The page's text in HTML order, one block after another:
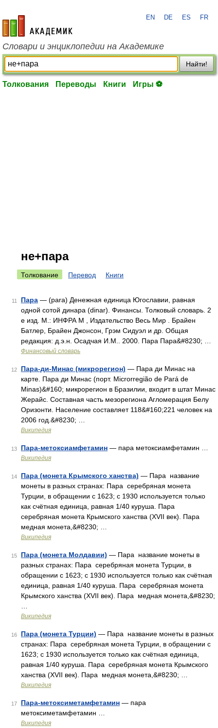
academic.ru
EN DE ES FR
Словари и энциклопедии на Академике
Найти!
Толкования Переводы Книги Игры ⚽
не+пара
Толкование Перевод Книги
11 Пара — (para) Денежная единица Югославии, равная
одной сотой динара (dinar). Финансы. Толковый словарь. 2
е изд. М.: ИНФРА М , Издательство Весь Мир . Брайен
Батлер, Брайен Джонсон, Грэм Сидуэл и др. Общая
редакция: д.э.н. Осадчая И.М.. 2000. Пара Пара&#8230; …
Финансовый словарь
12 Пара-ди-Минас (микрорегион) — Пара ди Минас на
карте. Пара ди Минас (порт. Microrregião de Pará de
Minas)&#160; микрорегион в Бразилии, входит в штат Минас
Жерайс. Составная часть мезорегиона Агломерация Белу
Оризонти. Население составляет 118&#160;221 человек на
2006 год.&#8230; …
Википедия
13 Пара-метоксиамфетамин — пара метоксиамфетамин …
Википедия
14 Пара (монета Крымского ханства) — Пара название
монеты в разных странах: Пара серебряная монета
Турции, в обращении с 1623; с 1930 используется только
как счётная единица, равная 1/40 куруша. Пара
серебряная монета Крымского ханства (XVII век). Пара
медная монета,&#8230; …
Википедия
15 Пара (монета Молдавии) — Пара название монеты в
разных странах: Пара серебряная монета Турции, в
обращении с 1623; с 1930 используется только как счётная
единица, равная 1/40 куруша. Пара серебряная монета
Крымского ханства (XVII век). Пара медная монета,&#8230;
Википедия
16 Пара (монета Турции) — Пара название монеты в разных
странах: Пара серебряная монета Турции, в обращении с
1623; с 1930 используется только как счётная единица,
равная 1/40 куруша. Пара серебряная монета Крымского
ханства (XVII век). Пара медная монета,&#8230; …
Википедия
17 Пара-метоксиметамфетамин — пара
метоксиметамфетамин …
Википедия